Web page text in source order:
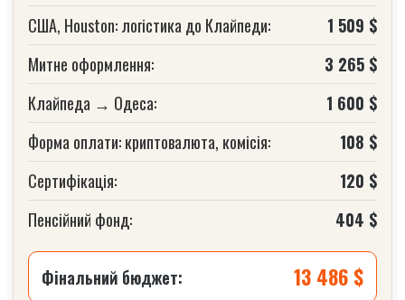
США, Houston: логістика до Клайпеди:
1 509 $
Митне оформлення:
3 265 $
Клайпеда → Одеса:
1 600 $
Форма оплати: криптовалюта, комісія:
108 $
Сертифікація:
120 $
Пенсійний фонд:
404 $
Фінальний бюджет: 13 486 $